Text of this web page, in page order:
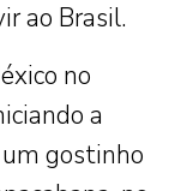
ao Brasil.
no
a
um gostinho